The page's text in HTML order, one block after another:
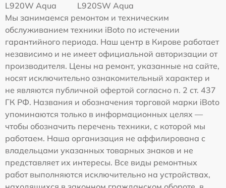
L920W Aqua
L920SW Aqua
Мы занимаемся ремонтом и техническим
обслуживанием техники iBoto по истечении
гарантийного периода. Наш центр в Кирове работает
независимо и не имеет официальной авторизации от
производителя. Цены на ремонт, указанные на сайте,
носят исключительно ознакомительный характер и
не являются публичной офертой согласно п. 2 ст. 437
ГК РФ. Названия и обозначения торговой марки iBoto
упоминаются только в информационных целях —
чтобы обозначить перечень техники, с которой мы
работаем. Наша организация не аффилирована с
владельцами указанных товарных знаков и не
представляет их интересы. Все виды ремонтных
работ выполняются исключительно на устройствах,